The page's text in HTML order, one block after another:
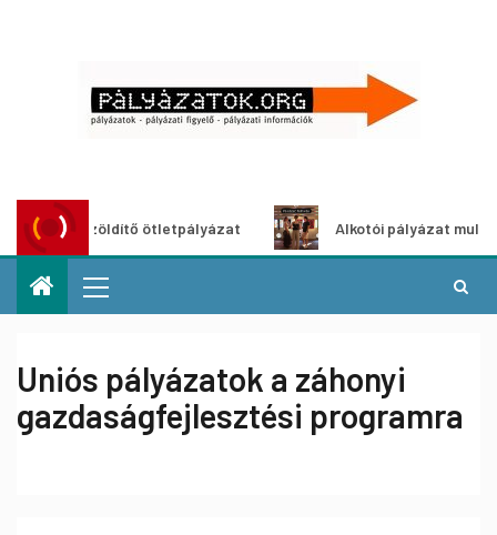
ötletpályázat Alkotói pályázat multimédia-
Uniós pályázatok a záhonyi
gazdaságfejlesztési programra